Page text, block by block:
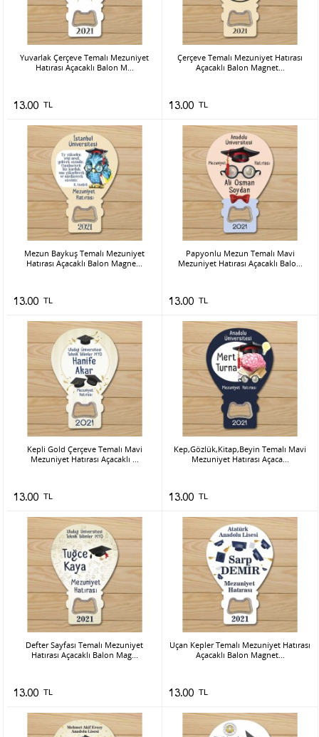
Yuvarlak Çerçeve Temalı Mezuniyet
Hatırası Açacaklı Balon M...
13.00 TL
Çerçeve Temalı Mezuniyet Hatırası
Açacaklı Balon Magnet...
13.00 TL
Mezun Baykuş Temalı Mezuniyet
Hatırası Açacaklı Balon Magne...
13.00 TL
Papyonlu Mezun Temalı Mavi
Mezuniyet Hatırası Açacaklı Balo...
13.00 TL
Kepli Gold Çerçeve Temalı Mavi
Mezuniyet Hatırası Açacaklı ...
13.00 TL
Kep,Gözlük,Kitap,Beyin Temalı Mavi
Mezuniyet Hatırası Açaca...
13.00 TL
Defter Sayfası Temalı Mezuniyet
Hatırası Açacaklı Balon Mag...
13.00 TL
Uçan Kepler Temalı Mezuniyet Hatırası
Açacaklı Balon Magnet...
13.00 TL